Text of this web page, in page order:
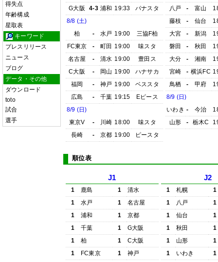
得失点
年齢構成
星取表
キーワード
プレスリリース
ニュース
ブログ
データ・その他
ダウンロード
toto
試合
選手
G大阪
4-3 浦和 19:33
パナスタ
8/8 (土)
柏
- 水戸 19:00
三協F柏
FC東京
- 町田 19:00
味スタ
名古屋
- 清水 19:00
豊田ス
C大阪
- 岡山 19:00
ハナサカ
福岡
- 神戸 19:00
ベススタ
広島
- 千葉 19:15
Eピース
8/9 (日)
東京V
- 川崎 18:00
味スタ
長崎
- 京都 19:00 ピースタ
八戸
- 富山
藤枝
- 仙台
大宮
- 新潟
磐田
- 秋田
大分
- 湘南
宮崎
- 横浜FC
鳥栖
- 甲府
8/9 (日)
いわき - 今治
山形
- 栃木C
順位表
J1
1 鹿島 1
清水
1
水戸 1
名古屋
1
浦和 1
京都
1
千葉 1
G大阪
1
柏 1
C大阪
1
FC東京 1
神戸
J2
1 札幌
1
1
八戸
1
1
仙台
1
1
秋田
1
1
山形
1
1
いわき
1